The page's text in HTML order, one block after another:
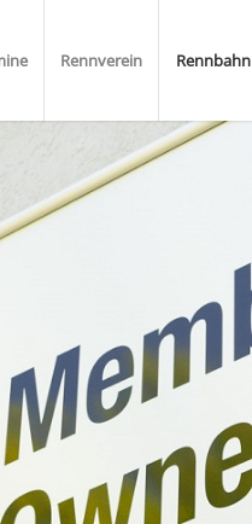
Rennverein Rennbahn